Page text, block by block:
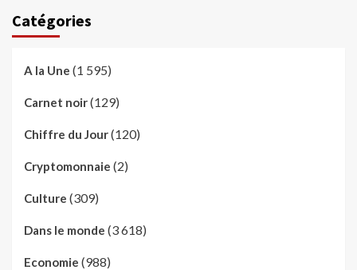
Catégories
A la Une (1 595)
Carnet noir(129)
Chiffre du Jour(120)
Cryptomonnaie (2)
Culture (309)
Dans le monde (3 618)
Economie (988)